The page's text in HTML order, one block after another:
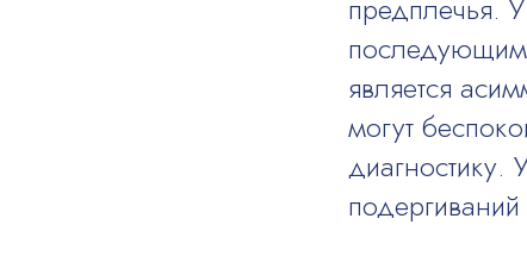
предплечья.
является
могут
диагностику.